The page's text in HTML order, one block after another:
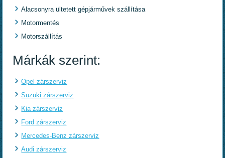
Alacsonyra ültetett gépjárművek szállítása
Motormentés
Motorszállítás
Márkák szerint:
Opel zárszerviz
Suzuki zárszerviz
Kia zárszerviz
Ford zárszerviz
Mercedes-Benz zárszerviz
Audi zárszerviz